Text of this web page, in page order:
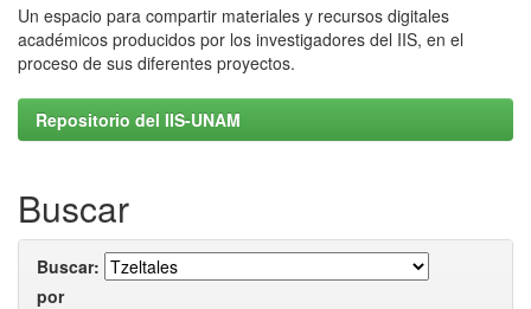
Un espacio para compartir materiales y recursos digitales
académicos producidos por los investigadores del IIS, en el
proceso de sus diferentes proyectos.
Repositorio del IIS-UNAM
Buscar
Buscar:
por